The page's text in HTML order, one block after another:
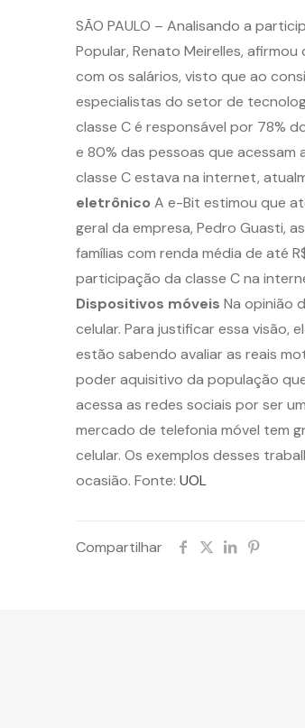
SÃO PAULO – Analisando a
Popular, Renato Meirelles,
com os salários, visto que ao
especialistas do setor de
classe C é responsável por 78%
e 80% das pessoas que acessam
classe C estava na internet,
eletrônico A e-Bit estimou que
geral da empresa, Pedro Guasti,
famílias com renda média de até
participação da classe C na
Dispositivos móveis Na opinião
celular. Para justificar essa visão,
estão sabendo avaliar as reais
poder aquisitivo da população
acessa as redes sociais por ser
mercado de telefonia móvel tem
celular. Os exemplos desses
ocasião. Fonte: UOL
Compartilhar